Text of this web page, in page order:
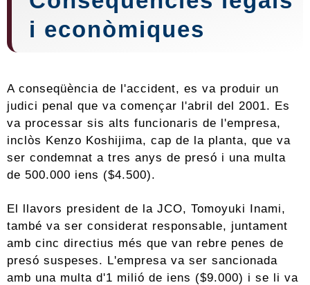
i econòmiques
A conseqüència de l'accident, es va produir un
judici penal que va començar l'abril del 2001. Es
va processar sis alts funcionaris de l'empresa,
inclòs Kenzo Koshijima, cap de la planta, que va
ser condemnat a tres anys de presó i una multa
de 500.000 iens ($4.500).
El llavors president de la JCO, Tomoyuki Inami,
també va ser considerat responsable, juntament
amb cinc directius més que van rebre penes de
presó suspeses. L'empresa va ser sancionada
amb una multa d'1 milió de iens ($9.000) i se li va